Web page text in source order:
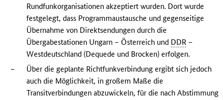
Rundfunkorganisationen akzeptiert wurden. Dort wurde
festgelegt, dass Programmaustausche und gegenseitige
Übernahme von Direktsendungen durch die
Übergabestationen Ungarn – Österreich und DDR –
Westdeutschland (Dequede und Brocken) erfolgen.
–
Über die geplante Richtfunkverbindung ergibt sich jedoch
auch die Möglichkeit, in großem Maße die
Transitverbindungen abzuwickeln, für die nach Abstimmung